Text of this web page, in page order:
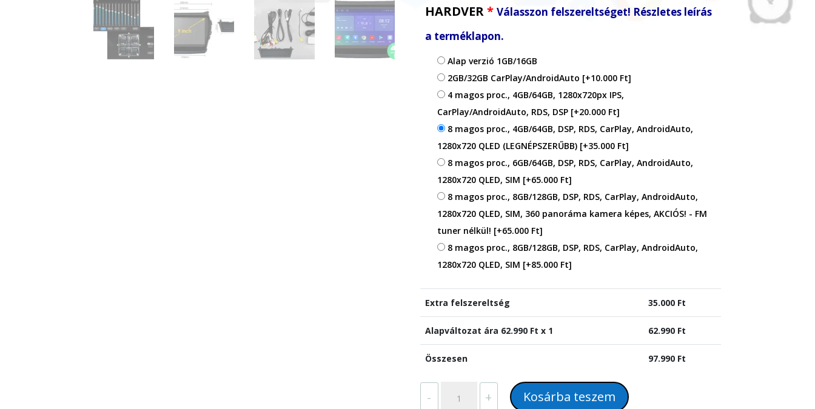
HARDVER* Válasszon felszereltséget! Részletes leírás
a terméklapon.
Alap verzió 1GB/16GB
2GB/32GB CarPlay/AndroidAuto [+10.000 Ft]
4 magos proc., 4GB/64GB, 1280x720px IPS,
CarPlay/AndroidAuto, RDS, DSP [+20.000 Ft]
8 magos proc., 4GB/64GB, DSP, RDS, CarPlay, AndroidAuto,
1280x720 QLED (LEGNÉPSZERŰBB) [+35.000 Ft]
8 magos proc., 6GB/64GB, DSP, RDS, CarPlay, AndroidAuto,
1280x720 QLED, SIM [+65.000 Ft]
8 magos proc., 8GB/128GB, DSP, RDS, CarPlay, AndroidAuto,
1280x720 QLED, SIM, 360 panoráma kamera képes, AKCIÓS! - FM
tuner nélkül! [+65.000 Ft]
8 magos proc., 8GB/128GB, DSP, RDS, CarPlay, AndroidAuto,
1280x720 QLED, SIM [+85.000 Ft]
Extra felszereltség 35.000Ft
Alapváltozat ára 62.990Ft x 1 62.990Ft
Összesen 97.990Ft
- + Kosárba teszem